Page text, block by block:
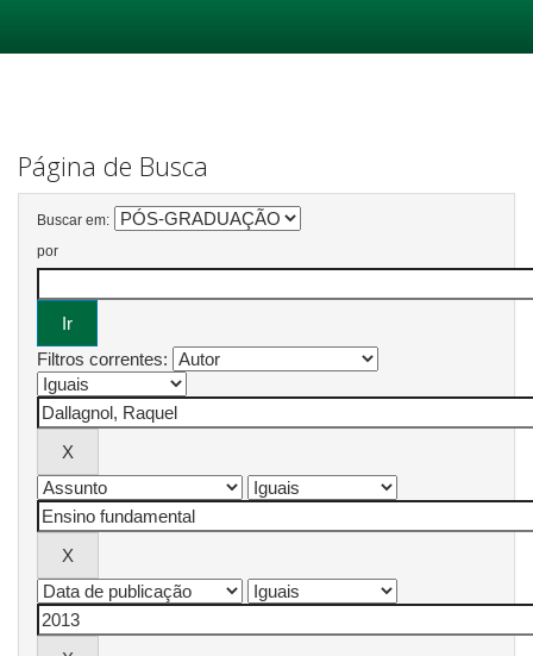
Página de Busca
Buscar em:
por
Filtros correntes: